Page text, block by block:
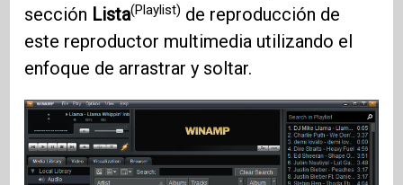
sección Lista(Playlist) de reproducción de
este reproductor multimedia utilizando el
enfoque de arrastrar y soltar.